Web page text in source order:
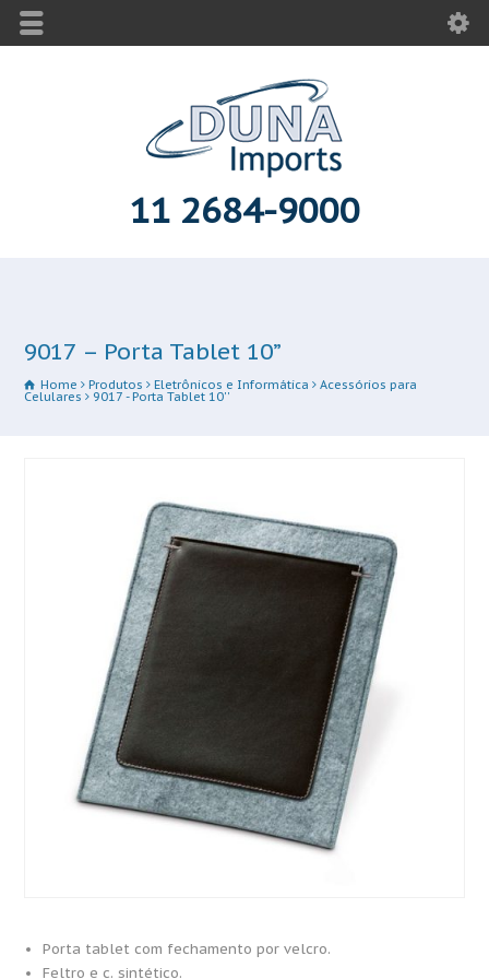
11 2684-9000
9017 – Porta Tablet 10”
Home Produtos Eletrônicos e Informática Acessórios para
Celulares 9017 - Porta Tablet 10''
Porta tablet com fechamento por velcro.
Feltro e c. sintético.